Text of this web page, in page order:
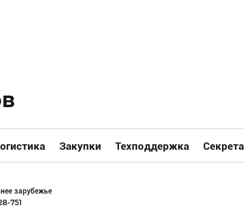
Закупки Техподдержка
зарубежье
751